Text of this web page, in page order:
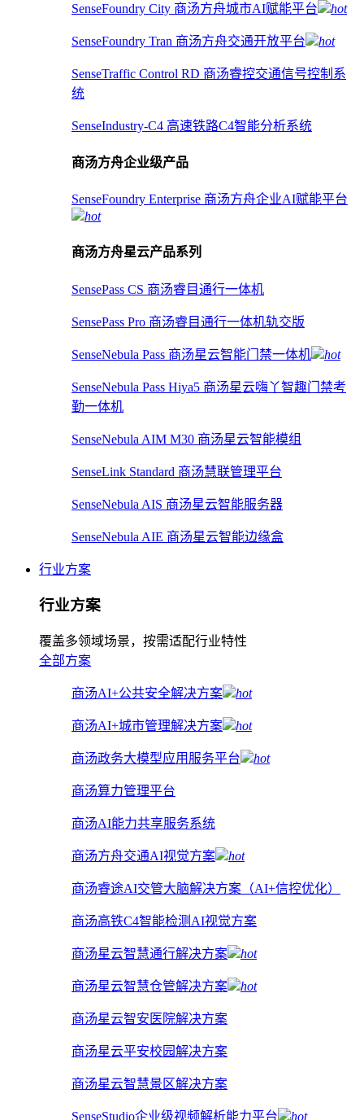
SenseFoundry City 商汤方舟城市AI赋能平台 hot
SenseFoundry Tran 商汤方舟交通开放平台 hot
SenseTraffic Control RD 商汤睿控交通信号控制系
统
SenseIndustry-C4 高速铁路C4智能分析系统
商汤方舟企业级产品
SenseFoundry Enterprise 商汤方舟企业AI赋能平台
hot
商汤方舟星云产品系列
SensePass CS 商汤睿目通行一体机
SensePass Pro 商汤睿目通行一体机轨交版
SenseNebula Pass 商汤星云智能门禁一体机 hot
SenseNebula Pass Hiya5 商汤星云嗨丫智趣门禁考
勤一体机
SenseNebula AIM M30 商汤星云智能模组
SenseLink Standard 商汤慧联管理平台
SenseNebula AIS 商汤星云智能服务器
SenseNebula AIE 商汤星云智能边缘盒
行业方案
行业方案
覆盖多领域场景，按需适配行业特性
全部方案
商汤AI+公共安全解决方案 hot
商汤AI+城市管理解决方案 hot
商汤政务大模型应用服务平台 hot
商汤算力管理平台
商汤AI能力共享服务系统
商汤方舟交通AI视觉方案 hot
商汤睿途AI交管大脑解决方案（AI+信控优化）
商汤高铁C4智能检测AI视觉方案
商汤星云智慧通行解决方案 hot
商汤星云智慧仓管解决方案 hot
商汤星云智安医院解决方案
商汤星云平安校园解决方案
商汤星云智慧景区解决方案
SenseStudio企业级视频解析能力平台 hot